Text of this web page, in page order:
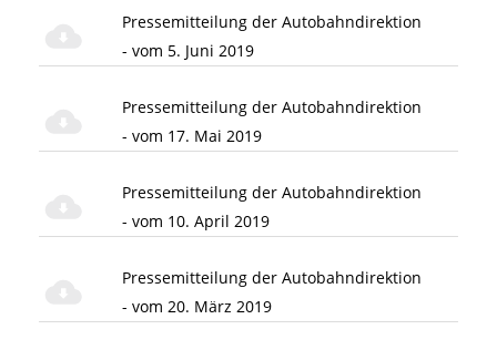
Pressemitteilung der Autobahndirektion
- vom 5. Juni 2019
Pressemitteilung der Autobahndirektion
- vom 17. Mai 2019
Pressemitteilung der Autobahndirektion
- vom 10. April 2019
Pressemitteilung der Autobahndirektion
- vom 20. März 2019